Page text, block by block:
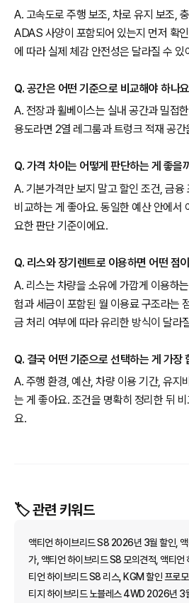
A. 고속도로 주행 보조, 차로 유지 보조,
ADAS 사양이 포함되어 있는지 먼저 확
에 따라 실제 체감 안전성은 달라질 수 있
Q. 공간은 어떤 기준으로 비교해야 하나
A. 전장과 휠베이스는 실내 공간과 밀접
용도라면 2열 레그룸과 트렁크 적재 공
Q. 가격 차이는 어떻게 판단하는 게 좋을
A. 기본가격만 보지 말고 할인 조건, 금융
비교하는 게 좋아요. 동일한 예산 안에서
요한 판단 기준이에요.
Q. 리스와 장기렌트로 이용하면 어떤 점
A. 리스는 차량을 소유에 가깝게 이용하
험과 세금이 포함된 월 이용료 구조라는
금 처리 여부에 따라 유리한 방식이 달라
Q. 결국 어떤 기준으로 선택하는 게 가장
A. 주행 환경, 예산, 차량 이용 기간, 유지
는 게 좋아요. 조건을 명확히 정리한 뒤
요.
🏷️ 관련 키워드
액티언 하이브리드 S8 2026년 3월 할인,
가, 액티언 하이브리드 S8 모의견적, 액티언
티언 하이브리드 S8 리스, KGM 할인 프로
티지 하이브리드 노블레스 4WD 2026년 3